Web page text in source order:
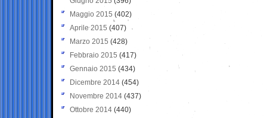
Maggio 2015 (402)
Aprile 2015 (407)
Marzo 2015 (428)
Febbraio 2015 (417)
Gennaio 2015 (434)
Dicembre 2014 (454)
Novembre 2014 (437)
Ottobre 2014 (440)